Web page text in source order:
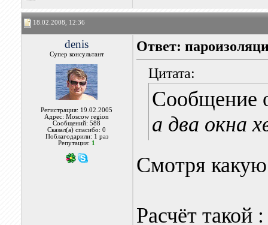
18.02.2008, 12:36
denis
Супер консультант
Регистрация: 19.02.2005
Адрес: Moscow region
Сообщений: 588
Сказал(а) спасибо: 0
Поблагодарили: 1 раз
Репутация: 1
Ответ:
Цитата:
Сообщение
а два окна
Смотря
Расчёт